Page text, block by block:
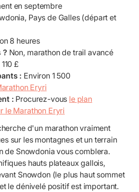
en septembre
Pays de Galles (départ et
8 heures
? Non, marathon de trail avancé
£
: Environ 1 500
Eryri
: Procurez-vous le plan
le Marathon Eryri
d'un marathon vraiment
sur les montagnes et un terrain
de Snowdonia vous comblera.
hauts plateaux gallois,
Snowdon (le plus haut sommet
le dénivelé positif est important.